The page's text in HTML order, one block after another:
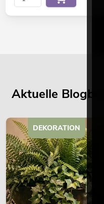
Aktuelle
DEKORATION